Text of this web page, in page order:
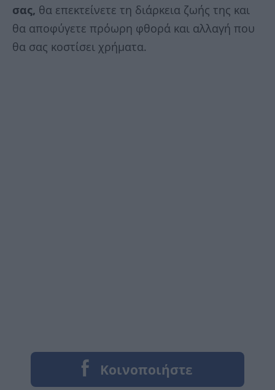
σας, θα επεκτείνετε τη διάρκεια ζωής της και
θα αποφύγετε πρόωρη φθορά και αλλαγή που
θα σας κοστίσει χρήματα.